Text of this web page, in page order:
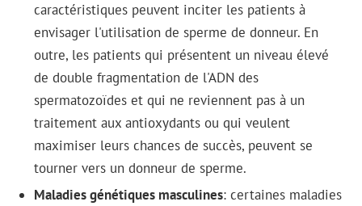
caractéristiques peuvent inciter les patients à
envisager l'utilisation de sperme de donneur. En
outre, les patients qui présentent un niveau élevé
de double fragmentation de l'ADN des
spermatozoïdes et qui ne reviennent pas à un
traitement aux antioxydants ou qui veulent
maximiser leurs chances de succès, peuvent se
tourner vers un donneur de sperme.
Maladies génétiques masculines: certaines maladies